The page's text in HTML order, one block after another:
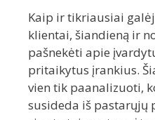
Kaip ir tikriausiai
klientai, šiandieną ir
pašnekėti apie
pritaikytus įrankius.
vien tik paanalizuoti,
susideda iš pastarųjų